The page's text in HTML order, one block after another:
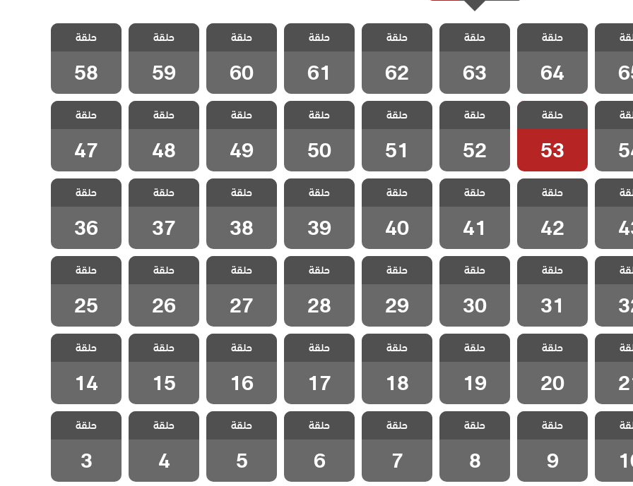
هذا
يسعني
65
مسلسل هذا
العالم لا يسعني
الحلقة 64
حلقة
64
مسلسل هذا
العالم لا يسعني
الحلقة 63
حلقة
63
مسلسل هذا
العالم لا يسعني
الحلقة 62
حلقة
62
مسلسل هذا
العالم لا يسعني
الحلقة 61
حلقة
61
مسلسل هذا
العالم لا يسعني
الحلقة 60
حلقة
60
مسلسل هذا
العالم لا يسعني
الحلقة 59
حلقة
59
مسلسل هذا
العالم لا يسعني
الحلقة 58
حلقة
58
هذا
يسعني
54
مسلسل هذا
العالم لا يسعني
الحلقة 53
حلقة
53
مسلسل هذا
العالم لا يسعني
الحلقة 52
حلقة
52
مسلسل هذا
العالم لا يسعني
الحلقة 51
حلقة
51
مسلسل هذا
العالم لا يسعني
الحلقة 50
حلقة
50
مسلسل هذا
العالم لا يسعني
الحلقة 49
حلقة
49
مسلسل هذا
العالم لا يسعني
الحلقة 48
حلقة
48
مسلسل هذا
العالم لا يسعني
الحلقة 47
حلقة
47
هذا
يسعني
43
مسلسل هذا
العالم لا يسعني
الحلقة 42
حلقة
42
مسلسل هذا
العالم لا يسعني
الحلقة 41
حلقة
41
مسلسل هذا
العالم لا يسعني
الحلقة 40
حلقة
40
مسلسل هذا
العالم لا يسعني
الحلقة 39
حلقة
39
مسلسل هذا
العالم لا يسعني
الحلقة 38
حلقة
38
مسلسل هذا
العالم لا يسعني
الحلقة 37
حلقة
37
مسلسل هذا
العالم لا يسعني
الحلقة 36
حلقة
36
هذا
يسعني
32
مسلسل هذا
العالم لا يسعني
الحلقة 31
حلقة
31
مسلسل هذا
العالم لا يسعني
الحلقة 30
حلقة
30
مسلسل هذا
العالم لا يسعني
الحلقة 29
حلقة
29
مسلسل هذا
العالم لا يسعني
الحلقة 28
حلقة
28
مسلسل هذا
العالم لا يسعني
الحلقة 27
حلقة
27
مسلسل هذا
العالم لا يسعني
الحلقة 26
حلقة
26
مسلسل هذا
العالم لا يسعني
الحلقة 25
حلقة
25
هذا
يسعني
21
مسلسل هذا
العالم لا يسعني
الحلقة 20
حلقة
20
مسلسل هذا
العالم لا يسعني
الحلقة 19
حلقة
19
مسلسل هذا
العالم لا يسعني
الحلقة 18
حلقة
18
مسلسل هذا
العالم لا يسعني
الحلقة 17
حلقة
17
مسلسل هذا
العالم لا يسعني
الحلقة 16
حلقة
16
مسلسل هذا
العالم لا يسعني
الحلقة 15
حلقة
15
مسلسل هذا
العالم لا يسعني
الحلقة 14
حلقة
14
هذا
يسعني
10
مسلسل هذا
العالم لا يسعني
الحلقة 9
حلقة
9
مسلسل هذا
العالم لا يسعني
الحلقة 8
حلقة
8
مسلسل هذا
العالم لا يسعني
الحلقة 7
حلقة
7
مسلسل هذا
العالم لا يسعني
الحلقة 6
حلقة
6
مسلسل هذا
العالم لا يسعني
الحلقة 5
حلقة
5
مسلسل هذا
العالم لا يسعني
الحلقة 4
حلقة
4
مسلسل هذا
العالم لا يسعني
الحلقة 3
حلقة
3